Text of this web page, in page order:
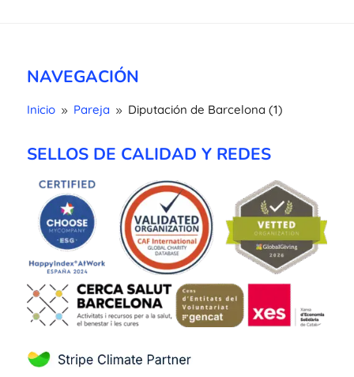
NAVEGACIÓN
Inicio 9 Pareja 9 Diputación de Barcelona (1)
SELLOS DE CALIDAD Y REDES